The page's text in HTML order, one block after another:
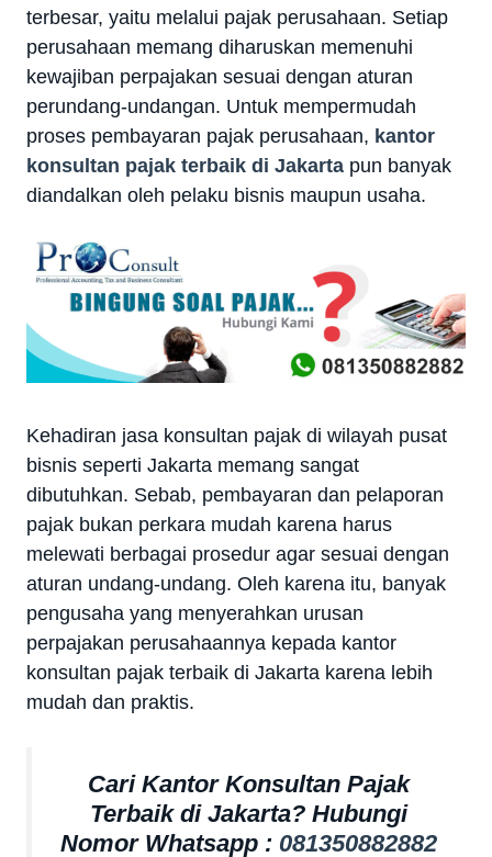
terbesar, yaitu melalui pajak perusahaan. Setiap
perusahaan memang diharuskan memenuhi
kewajiban perpajakan sesuai dengan aturan
perundang-undangan. Untuk mempermudah
proses pembayaran pajak perusahaan, kantor
konsultan pajak terbaik di Jakarta pun banyak
diandalkan oleh pelaku bisnis maupun usaha.
Kehadiran jasa konsultan pajak di wilayah pusat
bisnis seperti Jakarta memang sangat
dibutuhkan. Sebab, pembayaran dan pelaporan
pajak bukan perkara mudah karena harus
melewati berbagai prosedur agar sesuai dengan
aturan undang-undang. Oleh karena itu, banyak
pengusaha yang menyerahkan urusan
perpajakan perusahaannya kepada kantor
konsultan pajak terbaik di Jakarta karena lebih
mudah dan praktis.
Cari Kantor Konsultan Pajak
Terbaik di Jakarta? Hubungi
Nomor Whatsapp : 081350882882